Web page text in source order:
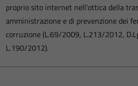
proprio sito internet nell’ottica della
amministrazione e di prevenzione dei
corruzione (L.69/2009, L.213/2012,
L.190/2012).